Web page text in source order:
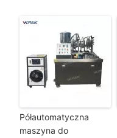
Półautomatyczna
maszyna do